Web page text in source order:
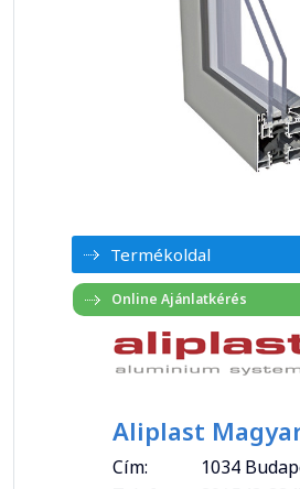
Termékoldal
Aliplast
Cím:
1034